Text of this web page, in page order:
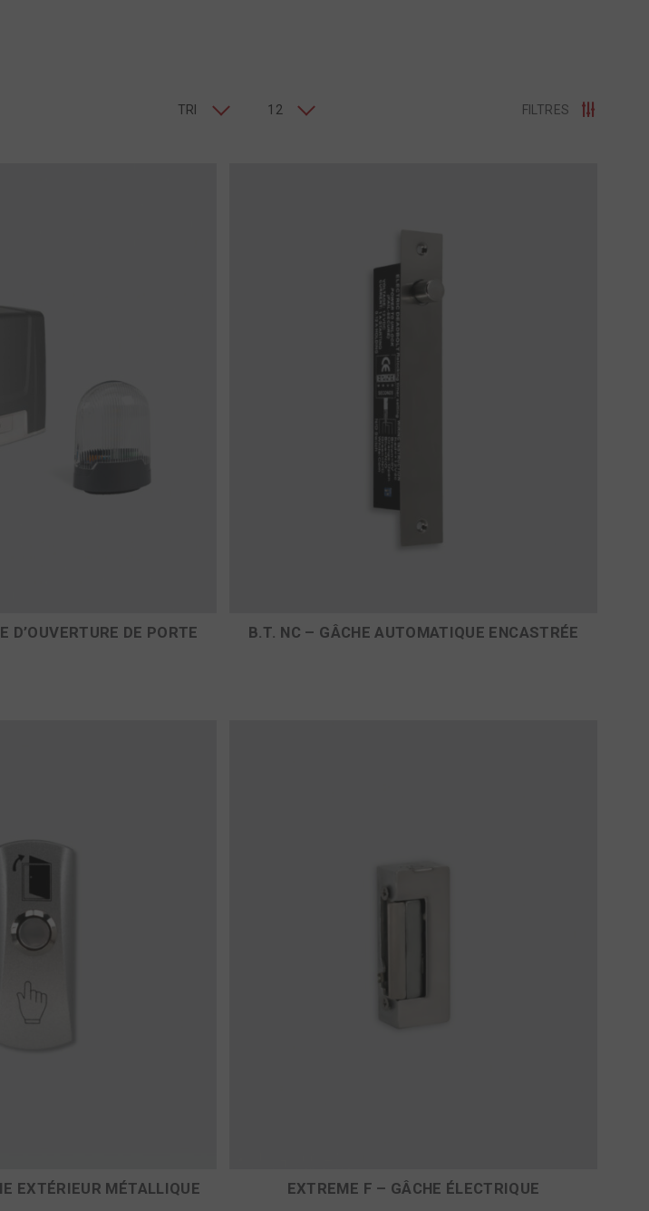
FILTRES
TRI 12
D’OUVERTURE DE PORTE B.T. NC – GÂCHE AUTOMATIQUE ENCASTRÉE
EXTÉRIEUR MÉTALLIQUE EXTREME F – GÂCHE ÉLECTRIQUE